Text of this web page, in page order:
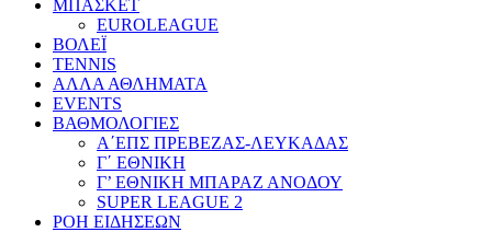
ΜΠΑΣΚΕΤ
EUROLEAGUE
ΒΟΛΕΪ
TENNIS
ΑΛΛΑ ΑΘΛΗΜΑΤΑ
EVENTS
ΒΑΘΜΟΛΟΓΙΕΣ
Α΄ΕΠΣ ΠΡΕΒΕΖΑΣ-ΛΕΥΚΑΔΑΣ
Γ΄ ΕΘΝΙΚΗ
Γ’ ΕΘΝΙΚΗ ΜΠΑΡΑΖ ΑΝΟΔΟΥ
SUPER LEAGUE 2
ΡΟΗ ΕΙΔΗΣΕΩΝ